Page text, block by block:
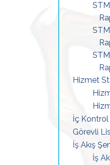
Hizmet
İç Kontrol
Görevli
İş Akış
İş